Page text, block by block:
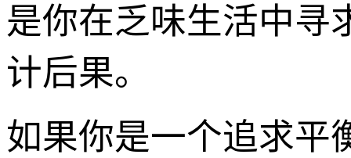
是你在乏味生活中寻
计后果。
如果你是一个追求平